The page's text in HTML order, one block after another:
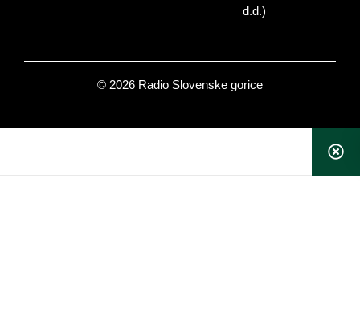
d.d.)
© 2026 Radio Slovenske gorice